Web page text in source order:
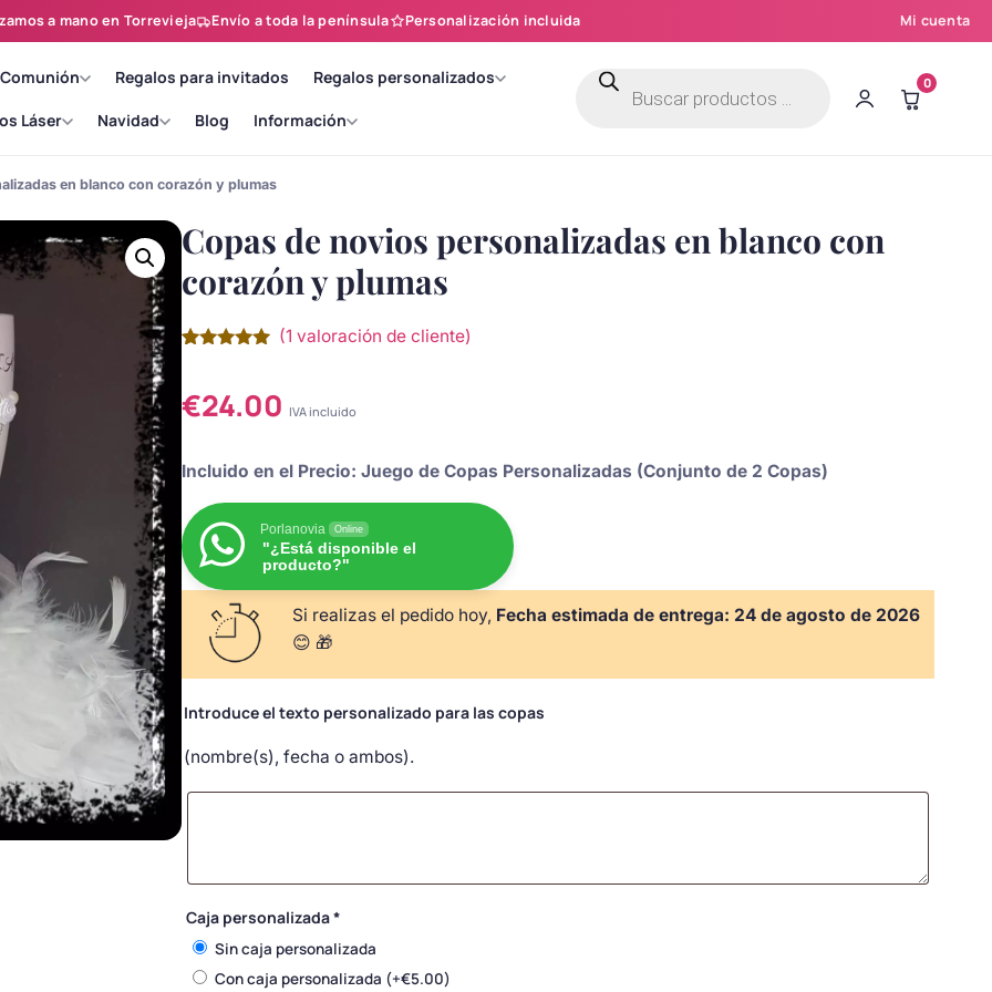
a mano en Torrevieja Envío a toda la península Personalización incluida Mi cuenta
Regalos para invitados Regalos personalizados
Láser Navidad Blog Información
Búsqueda
productos
0
en blanco con corazón y plumas
Copas de novios personalizadas en blanco con
corazón y plumas
5 en base
avaloración
(1 valoración de cliente)
€24.00 IVA incluido
Incluido en el Precio: Juego de Copas Personalizadas (Conjunto de 2 Copas)
Porlanovia Online
"¿Está disponible el
producto?"
Si realizas el pedido hoy, Fecha estimada de entrega: 24 de agosto de 2026
😊 🎁
Introduce el texto personalizado para las copas
(nombre(s), fecha o ambos).
Caja personalizada*
Sin caja personalizada
Con caja personalizada (+€5.00)